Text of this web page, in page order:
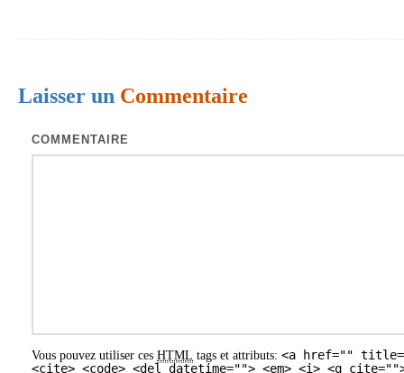
g
Laisser un Commentaire
COMMENTAIRE
Vous pouvez utiliser ces HTML tags et attributs: <a href=""
<cite> <code> <del datetime=""> <em> <i> <q